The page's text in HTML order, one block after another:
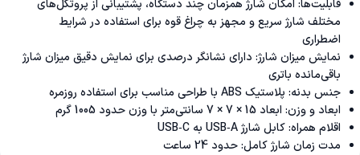
قابلیت‌ها: امکان شارژ همزمان چند دستگاه، پشتیبانی از پروتکل‌های
مختلف شارژ سریع و مجهز به چراغ قوه برای استفاده در شرایط
اضطراری
نمایش میزان شارژ: دارای نشانگر درصدی برای نمایش دقیق میزان شارژ
باقی‌مانده باتری
جنس بدنه: پلاستیک ABS با طراحی مناسب برای استفاده روزمره
ابعاد و وزن: ابعاد 15 × 7 × 7 سانتی‌متر با وزن حدود 1005 گرم
اقلام همراه: کابل شارژ USB‑A به USB‑C
مدت زمان شارژ کامل: حدود 24 ساعت